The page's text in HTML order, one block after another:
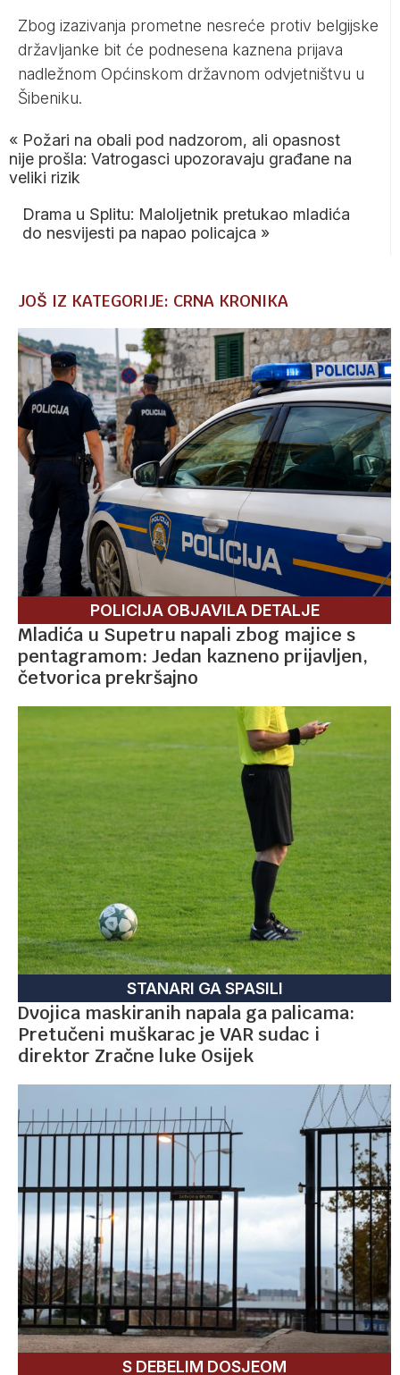
Zbog izazivanja prometne nesreće protiv belgijske
državljanke bit će podnesena kaznena prijava
nadležnom Općinskom državnom odvjetništvu u
Šibeniku.
« Požari na obali pod nadzorom, ali opasnost
nije prošla: Vatrogasci upozoravaju građane na
veliki rizik
Drama u Splitu: Maloljetnik pretukao mladića
do nesvijesti pa napao policajca »
JOŠ IZ KATEGORIJE: CRNA KRONIKA
POLICIJA OBJAVILA DETALJE
Mladića u Supetru napali zbog majice s
pentagramom: Jedan kazneno prijavljen,
četvorica prekršajno
STANARI GA SPASILI
Dvojica maskiranih napala ga palicama:
Pretučeni muškarac je VAR sudac i
direktor Zračne luke Osijek
S DEBELIM DOSJEOM